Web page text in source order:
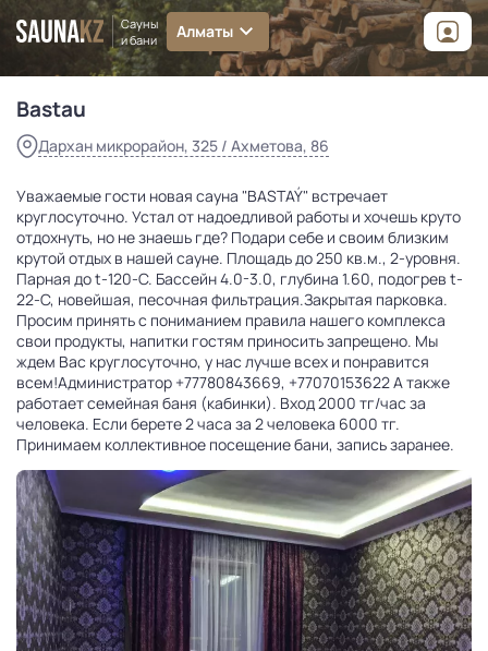
Сауны
и бани
Алматы
Дархан микрорайон, 325 / Ахметова, 86
от6 000 ₸
Bastau
Дархан микрорайон, 325 / Ахметова, 86
Уважаемые гости новая сауна "BASTAÝ" встречает
круглосуточно. Устал от надоедливой работы и хочешь круто
отдохнуть, но не знаешь где? Подари себе и своим близким
крутой отдых в нашей сауне. Площадь до 250 кв.м., 2-уровня.
Парная до t-120-C. Бассейн 4.0-3.0, глубина 1.60, подогрев t-
22-C, новейшая, песочная фильтрация.Закрытая парковка.
Просим принять с пониманием правила нашего комплекса
свои продукты, напитки гостям приносить запрещено. Мы
ждем Вас круглосуточно, у нас лучше всех и понравится
всем!Администратор +77780843669, +77070153622 А также
работает семейная баня (кабинки). Вход 2000 тг/час за
человека. Если берете 2 часа за 2 человека 6000 тг.
Принимаем коллективное посещение бани, запись заранее.